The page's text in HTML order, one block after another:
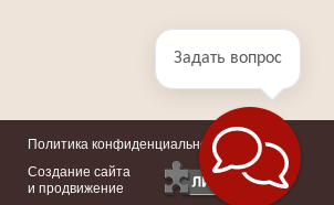
Политика конфиденциальности
Создание сайта
и продвижение
Задать вопрос